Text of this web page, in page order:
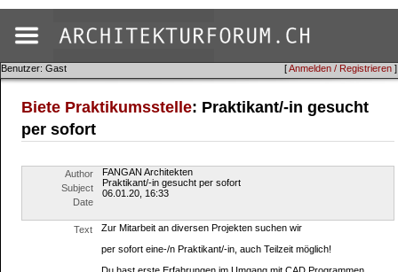
[Anmelden / Registrieren ]
Benutzer: Gast
Biete Praktikumsstelle: Praktikant/-in gesucht
per sofort
Author
FANGAN Architekten
Subject
Praktikant/-in gesucht per sofort
Date
06.01.20, 16:33
Text
Zur Mitarbeit an diversen Projekten suchen wir
per sofort eine-/n Praktikant/-in, auch Teilzeit möglich!